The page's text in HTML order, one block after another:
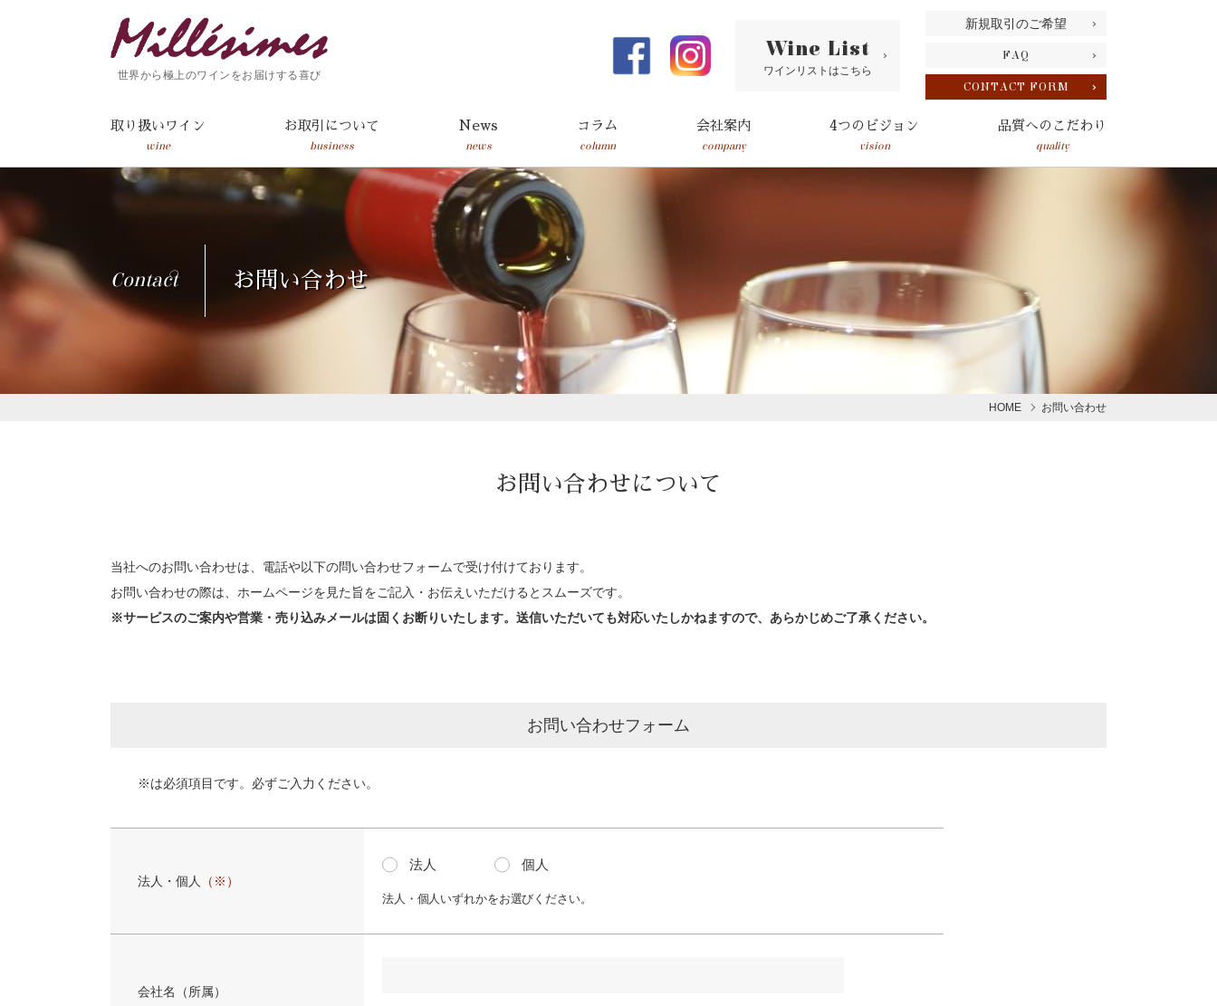
世界から極上のワインをお届けする喜び
Wine List
ワインリストはこちら
新規取引のご希望
FAQ
CONTACT FORM
取り扱いワイン
wine
お取引について
business
News
news
コラム
column
会社案内
company
4つのビジョン
vision
品質へのこだわり
quality
Contact お問い合わせ
HOME お問い合わせ
お問い合わせについて
当社へのお問い合わせは、電話や以下の問い合わせフォームで受け付けております。
お問い合わせの際は、ホームページを見た旨をご記入・お伝えいただけるとスムーズです。
※サービスのご案内や営業・売り込みメールは固くお断りいたします。送信いただいても対応いたしかねますので、あらかじめご了承ください。
お問い合わせフォーム
※は必須項目です。必ずご入力ください。
法人・個人 （※）
法人 個人
法人・個人いずれかをお選びください。
会社名（所属）